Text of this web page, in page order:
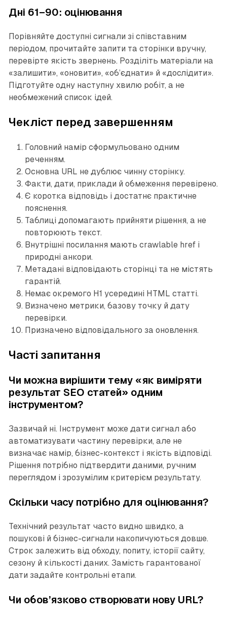
Дні 61–90: оцінювання
Порівняйте доступні сигнали зі співставним
періодом, прочитайте запити та сторінки вручну,
перевірте якість звернень. Розділіть матеріали на
«залишити», «оновити», «об’єднати» й «дослідити».
Підготуйте одну наступну хвилю робіт, а не
необмежений список ідей.
Чекліст перед завершенням
Головний намір сформульовано одним
реченням.
Основна URL не дублює чинну сторінку.
Факти, дати, приклади й обмеження перевірено.
Є коротка відповідь і достатнє практичне
пояснення.
Таблиці допомагають прийняти рішення, а не
повторюють текст.
Внутрішні посилання мають crawlable href і
природні анкори.
Метадані відповідають сторінці та не містять
гарантій.
Немає окремого H1 усередині HTML статті.
Визначено метрики, базову точку й дату
перевірки.
Призначено відповідального за оновлення.
Часті запитання
Чи можна вирішити тему «як виміряти
результат SEO статей» одним
інструментом?
Зазвичай ні. Інструмент може дати сигнал або
автоматизувати частину перевірки, але не
визначає намір, бізнес-контекст і якість відповіді.
Рішення потрібно підтвердити даними, ручним
переглядом і зрозумілим критерієм результату.
Скільки часу потрібно для оцінювання?
Технічний результат часто видно швидко, а
пошукові й бізнес-сигнали накопичуються довше.
Строк залежить від обходу, попиту, історії сайту,
сезону й кількості даних. Замість гарантованої
дати задайте контрольні етапи.
Чи обов’язково створювати нову URL?